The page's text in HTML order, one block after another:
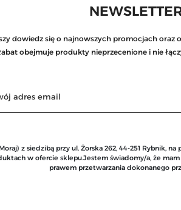
dowiedz się o najnowszych promocjach
obejmuje produkty nieprzecenione i nie
z siedzibą przy ul. Żorska 262, 44-251
w ofercie sklepu.Jestem świadomy/a, że
prawem przetwarzania dokonanego